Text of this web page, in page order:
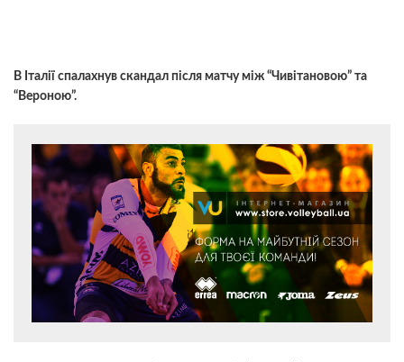
В Італії спалахнув скандал після матчу між “Чивітановою” та
“Вероною”.